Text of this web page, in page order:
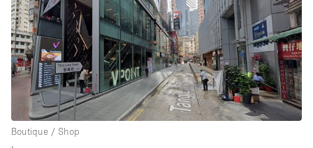
Boutique / Shop